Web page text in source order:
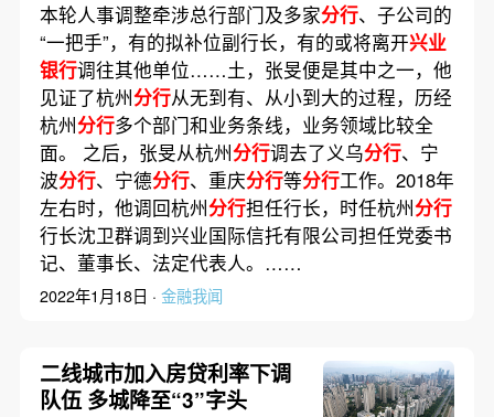
本轮人事调整牵涉总行部门及多家分行、子公司的
“一把手”，有的拟补位副行长，有的或将离开兴业
银行调往其他单位……土，张旻便是其中之一，他
见证了杭州分行从无到有、从小到大的过程，历经
杭州分行多个部门和业务条线，业务领域比较全
面。 之后，张旻从杭州分行调去了义乌分行、宁
波分行、宁德分行、重庆分行等分行工作。2018年
左右时，他调回杭州分行担任行长，时任杭州分行
行长沈卫群调到兴业国际信托有限公司担任党委书
记、董事长、法定代表人。……
2022年1月18日 · 金融我闻
二线城市加入房贷利率下调
队伍 多城降至“3”字头